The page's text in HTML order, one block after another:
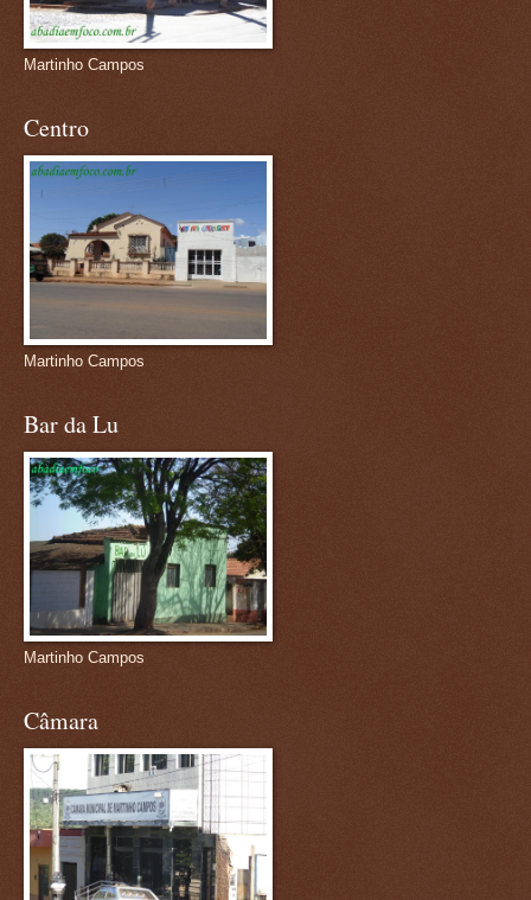
Martinho Campos
Centro
Martinho Campos
Bar da Lu
Martinho Campos
Câmara